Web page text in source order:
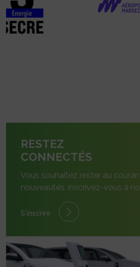
RESTEZ
CONNECTÉS
Vous souhaitez rester au
nouveautés, inscrivez-vous à
S'inscrire